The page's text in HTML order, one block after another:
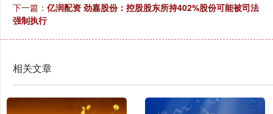
下一篇： 亿润配资 劲嘉股份：控股股东所持402%股份可能被司法
强制执行
相关文章